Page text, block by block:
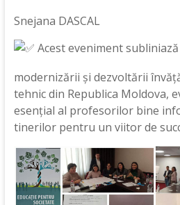
Snejana DASCAL
Acest eveniment
modernizării și dezvoltării
tehnic din Republica Moldova,
esențial al profesorilor bine
tinerilor pentru un viitor de